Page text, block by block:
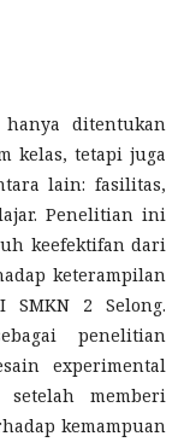
ditentukan
kelas, tetapi juga
lain: fasilitas,
Penelitian ini
keefektifan dari
keterampilan
SMKN 2 Selong.
penelitian
experimental
memberi
kemampuan